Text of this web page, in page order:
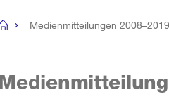
Medienmitteilungen 2008–2019